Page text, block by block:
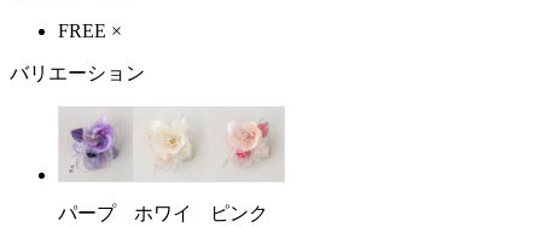
FREE ×
バリエーション
パープ
ホワイ
ピンク